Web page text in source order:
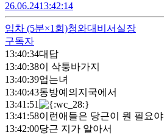
26.06.2413:42:14
임차 (5분×1회)청와대비서실장
구독자
13:40:34대답
13:40:38이 삭퉁바가지
13:40:39업는녀
13:40:43동방예의지국에서
13:41:51
13:41:58이런애들은 당근이 뭔 필요야
13:42:00당근 지가 알아서